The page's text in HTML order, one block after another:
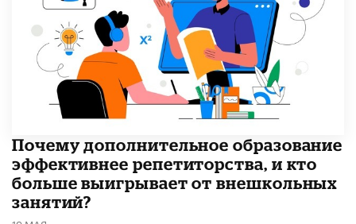
​Почему дополнительное образование
эффективнее репетиторства, и кто
больше выигрывает от внешкольных
занятий?